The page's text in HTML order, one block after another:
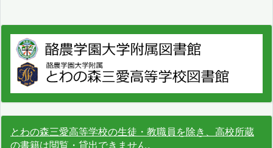
とわの森三愛高等学校の生徒・教職員を除き、高校所蔵
の書籍は閲覧・貸出できません。